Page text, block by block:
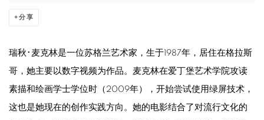
分享
瑞秋･麦克林是一位苏格兰艺术家，生于1987年，居住在格拉斯
哥，她主要以数字视频为作品。麦克林在爱丁堡艺术学院攻读
素描和绘画学士学位时（2009年），开始尝试使用绿屏技术，
这也是她现在的创作实践方向。她的电影结合了对流行文化的